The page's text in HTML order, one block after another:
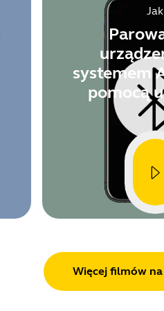
Showing
Jak
systemem
pomocą
Więcej filmów